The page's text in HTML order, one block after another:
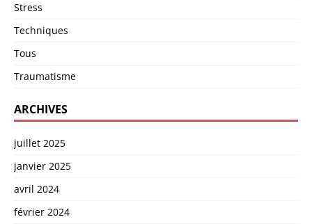
Stress
Techniques
Tous
Traumatisme
ARCHIVES
juillet 2025
janvier 2025
avril 2024
février 2024